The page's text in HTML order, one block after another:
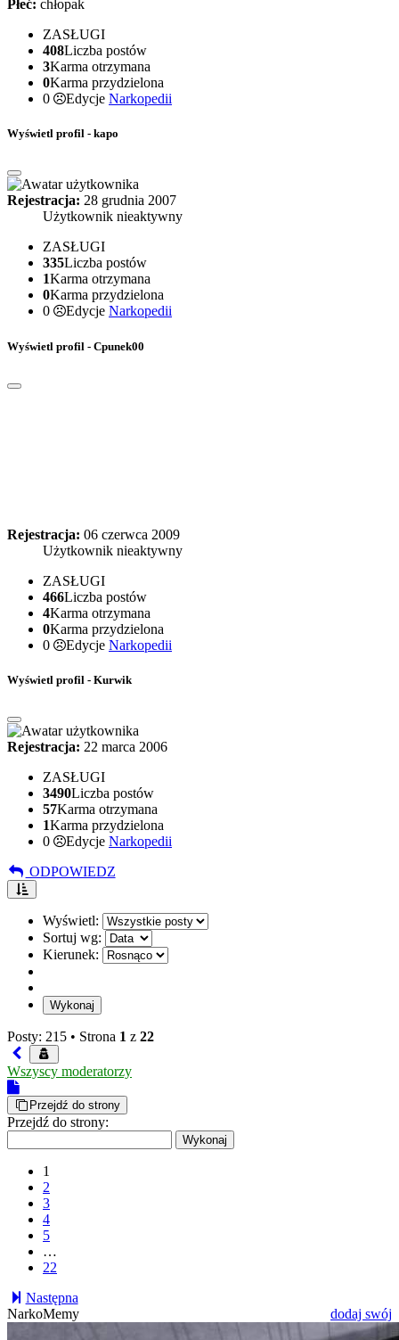
Płeć: chłopak
ZASŁUGI
408Liczba postów
3Karma otrzymana
0Karma przydzielona
0
Edycje Narkopedii
Wyświetl profil - kapo
Rejestracja: 28 grudnia 2007
Użytkownik nieaktywny
ZASŁUGI
335Liczba postów
1Karma otrzymana
0Karma przydzielona
0
Edycje Narkopedii
Wyświetl profil - Cpunek00
Rejestracja: 06 czerwca 2009
Użytkownik nieaktywny
ZASŁUGI
466Liczba postów
4Karma otrzymana
0Karma przydzielona
0
Edycje Narkopedii
Wyświetl profil - Kurwik
Rejestracja: 22 marca 2006
ZASŁUGI
3490Liczba postów
57Karma otrzymana
1Karma przydzielona
0
Edycje Narkopedii
ODPOWIEDZ
Wyświetl:
Sortuj wg:
Kierunek:
Posty: 215 • Strona 1 z 22
Wszyscy moderatorzy
Przejdź do strony
Przejdź do strony:
1
2
3
4
5
…
22
Następna
NarkoMemy
dodaj swój